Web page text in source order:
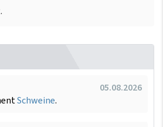
05.08.2026
Schweine.